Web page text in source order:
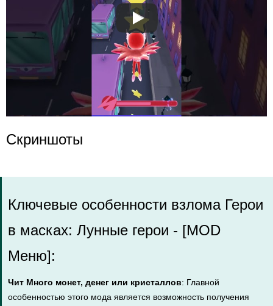
Скриншоты
Ключевые особенности взлома Герои
в масках: Лунные герои - [MOD
Меню]:
Чит Много монет, денег или кристаллов: Главной
особенностью этого мода является возможность получения